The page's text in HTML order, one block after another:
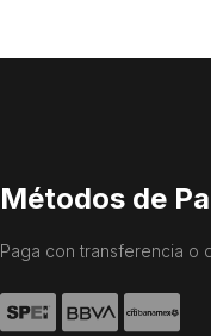
Métodos de
Paga con transferencia o